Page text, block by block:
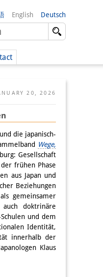
English Deutsch
20, 2026
die japanisch-
Wege,
Gesellschaft
frühen Phase
aus Japan und
Beziehungen
gemeinsamer
doktrinäre
und dem
Identität,
innerhalb der
Klaus